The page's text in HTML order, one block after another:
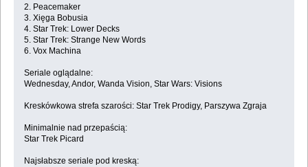
2. Peacemaker
3. Xięga Bobusia
4. Star Trek: Lower Decks
5. Star Trek: Strange New Words
6. Vox Machina
Seriale oglądalne:
Wednesday, Andor, Wanda Vision, Star Wars: Visions
Kreskówkowa strefa szarości: Star Trek Prodigy, Parszywa Zgraja
Minimalnie nad przepaścią:
Star Trek Picard
Najsłabsze seriale pod kreską: